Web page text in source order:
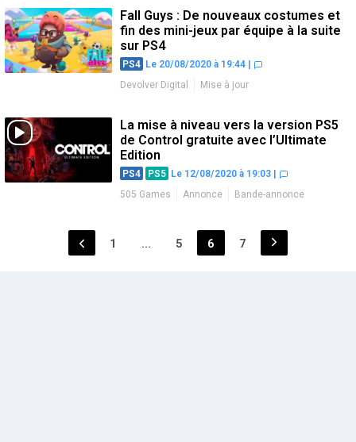
Fall Guys : De nouveaux costumes et
fin des mini-jeux par équipe à la suite
sur PS4
PS4 Le 20/08/2020 à 19:44
Devolver Digital
Mise à jour
La mise à niveau vers la version PS5
de Control gratuite avec l’Ultimate
Edition
PS4 PS5 Le 12/08/2020 à 19:03
505 Games
Annonce
Bande-annonce
Pagination
Page
1 … Page
5 Page
6 Page
7